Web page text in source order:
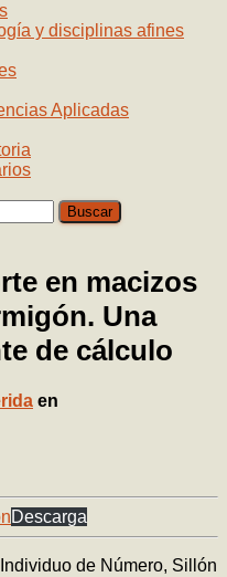
y disciplinas afines
Aplicadas
en macizos
Una
de cálculo
en
Descarga
de Número, Sillón